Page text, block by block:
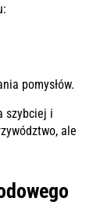
pomysłów.
szybciej i
ale